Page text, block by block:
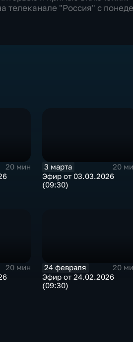
телеканале "Россия" с
20 мин
3 марта
20
Эфир от 03.03.2026
(09:30)
20 мин
24 февраля
20
Эфир от 24.02.2026
(09:30)